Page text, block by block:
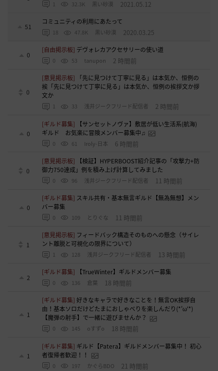
1 32.3K 黒い砂漠 2021.05.12
51
コミュニティの利用にあたって
18 47.8K 黒い砂漠 2020.03.25
0
[自由掲示板] デヴォレカアクセサリーの使い道
0 53 tanupon 2 時間前
0
[意見掲示板]
「先に見つけて丁寧に見る」は本気か、恒例の
挨「先に見つけて丁寧に見る」は本気か、恒例の挨拶文か拶
文か
1 33 浅井ジークフリード配信者 2 時間前
0
[ギルド募集]
【サンセットノヴァ】敷居が低い生活系(航海)
ギルド お気楽に冒険メンバー募集中♫
0 61 Iroly-日本 6 時間前
0
[意見掲示板]
【検証】HYPERBOOST紹介記事の「攻撃力+防
御力750達成」例を積み上げ計算してみました
0 96 浅井ジークフリード配信者 11 時間前
0
[ギルド募集] スキル共有・基本無言ギルド【無為無想】メン
バー募集
0 109 とりぐな 11 時間前
1
[意見掲示板] フィードバック構造そのものへの懸念（サイレ
ント離脱と可視化の限界について）
1 128 浅井ジークフリード配信者 13 時間前
2
[ギルド募集] 【TrueWinter】ギルドメンバー募集
0 136 倉葉 18 時間前
1
[ギルド募集]好きなキャラで好きなことを！無言OK挨拶自
由！基本ソロだけどたまにおしゃべりを楽しんだり(*'ω'*)
【魔弾の射手】で一緒に遊びませんか？
0 145 oすずo 18 時間前
1
[ギルド募集] ギルド【Patera】ギルドメンバー募集中！ 初心
者復帰者歓迎！！
0 197 かぐらBDO 21 時間前